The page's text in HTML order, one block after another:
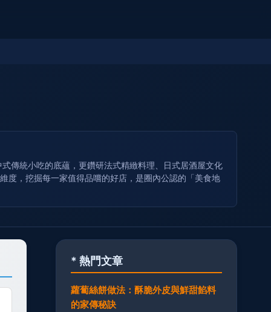
傳統小吃的底蘊，更鑽研法式精緻料理、日式居酒屋文化
度，挖掘每一家值得品嚐的好店，是圈內公認的「美食地
* 熱門文章
蘿蔔絲餅做法：酥脆外皮與鮮甜餡料
的家傳秘訣